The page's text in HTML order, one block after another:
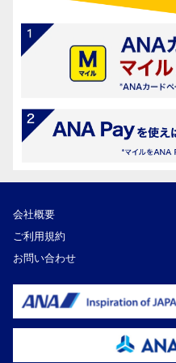
会社概要
ご利用規約
お問い合わせ